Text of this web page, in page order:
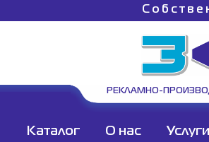
РЕКЛАМНО-
Каталог О нас Услуги